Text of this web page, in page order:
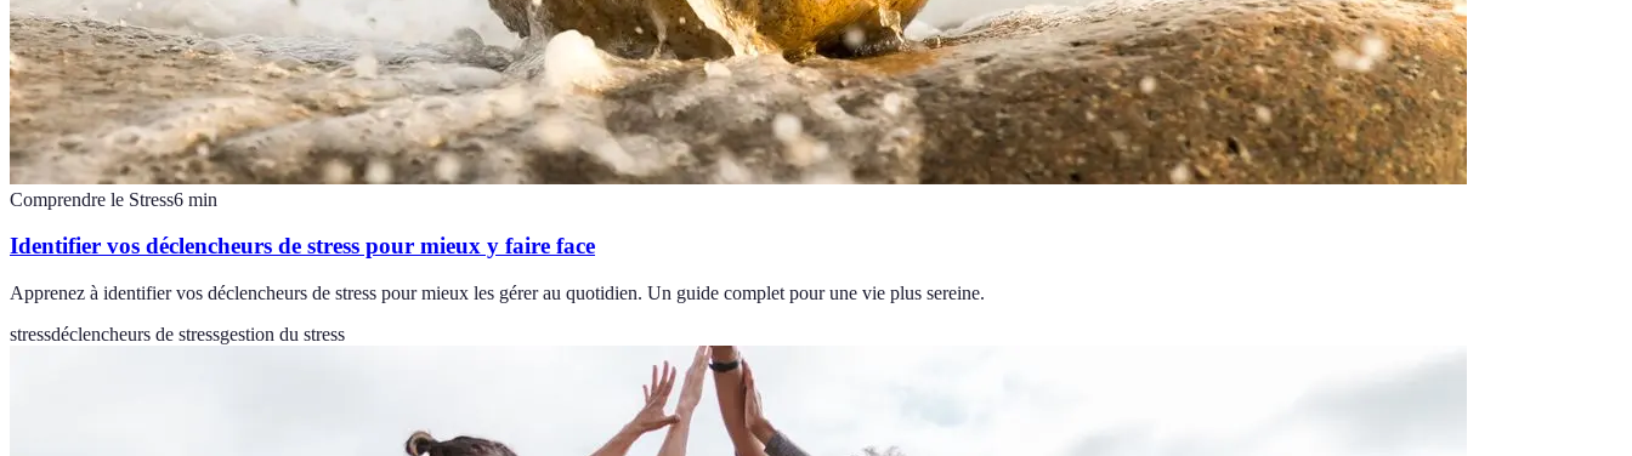
Comprendre le Stress6 min
Identifier vos déclencheurs de stress pour mieux y faire face
Apprenez à identifier vos déclencheurs de stress pour mieux les gérer au quotidien. Un guide complet pour une vie plus sereine.
stressdéclencheurs de stressgestion du stress